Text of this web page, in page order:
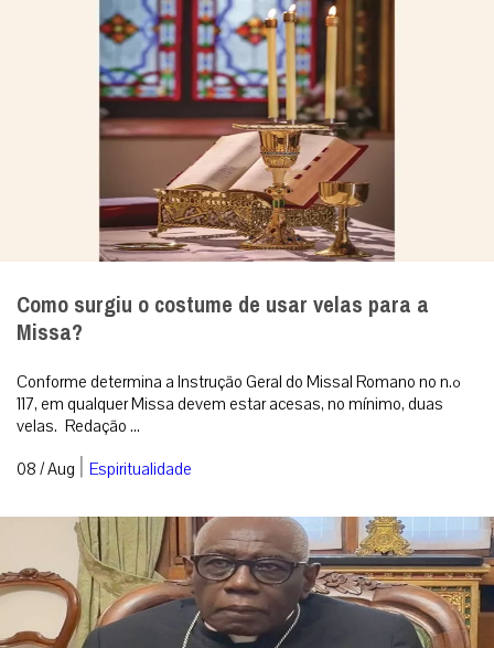
Como surgiu o costume de usar velas para a
Missa?
Conforme determina a Instrução Geral do Missal Romano no n.º
117, em qualquer Missa devem estar acesas, no mínimo, duas
velas. Redação ...
08 / Aug | Espiritualidade